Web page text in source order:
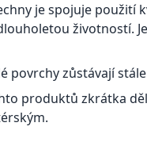
je spojuje použití
životností.
povrchy zůstávají
produktů zkrátka